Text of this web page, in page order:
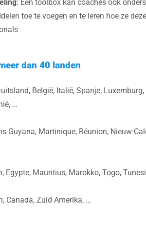
: Een toolbox kan coaches ook
toe te voegen en te leren hoe ze
dan 40 landen
België, Italië, Spanje,
…
Guyana, Martinique, Réunion, Nieuw-
Egypte, Mauritius, Marokko, Togo,
Canada, Zuid Amerika, …